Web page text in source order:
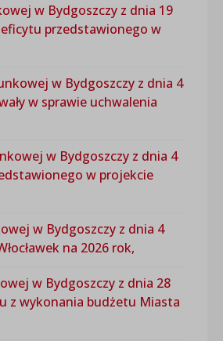
w Bydgoszczy z dnia 19
przedstawionego w
w Bydgoszczy z dnia 4
w sprawie uchwalenia
w Bydgoszczy z dnia 4
w projekcie
w Bydgoszczy z dnia 4
na 2026 rok,
w Bydgoszczy z dnia 28
z wykonania budżetu Miasta